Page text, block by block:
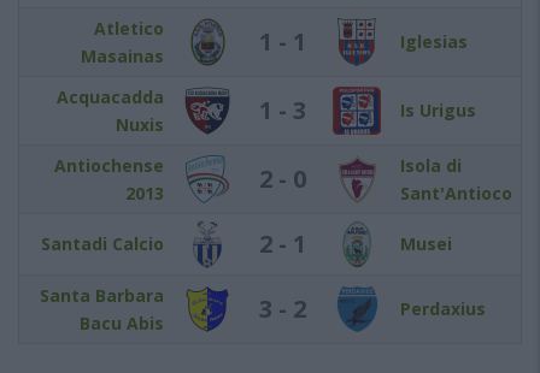
Atletico
Masainas
1 - 1 Iglesias
Acquacadda
Nuxis
1 - 3 Is Urigus
Antiochense
2013
2 - 0
Isola di
Sant'Antioco
Santadi Calcio 2 - 1 Musei
Santa Barbara
Bacu Abis
3 - 2 Perdaxius